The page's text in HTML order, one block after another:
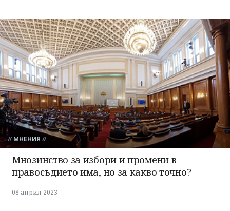
МНЕНИЯ
Мнозинство за избори и промени в
правосъдието има, но за какво точно?
08 април 2023